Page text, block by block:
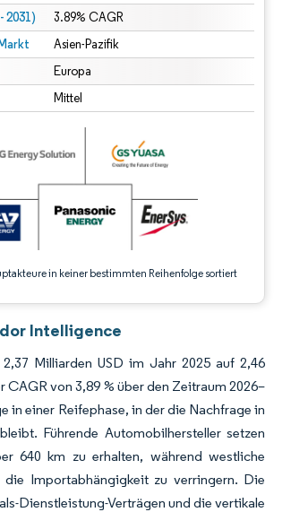
2031) 3.89% CAGR
Asien-Pazifik
Europa
Mittel
in keiner bestimmten Reihenfolge sortiert
erfordert Namensnennung gemäß CC BY 4.0.
CC BY 4.0.
Intelligence
Milliarden USD im Jahr 2025 auf 2,46
CAGR von 3,89 % über den Zeitraum 2026–
in einer Reifephase, in der die Nachfrage in
Führende Automobilhersteller setzen
640 km zu erhalten, während westliche
Importabhängigkeit zu verringern. Die
Dienstleistung-Verträgen und die vertikale